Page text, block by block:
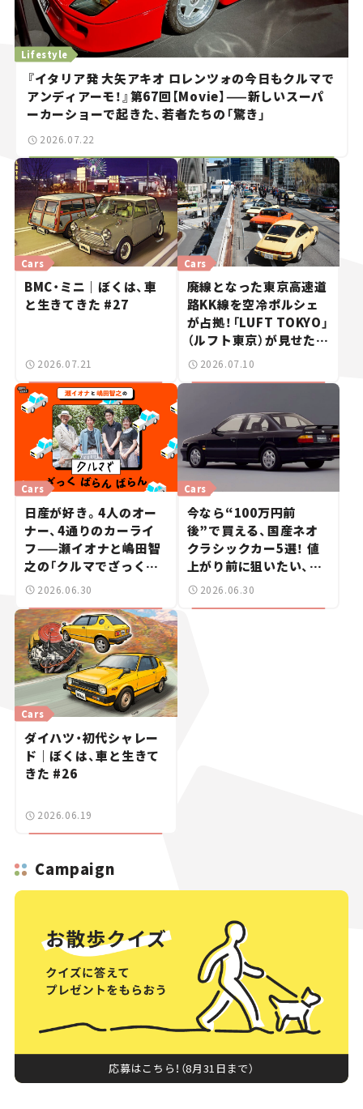
Lifestyle
『イタリア発 大矢アキオ ロレンツォの今日もクルマで
アンディアーモ！』第67回【Movie】——新しいスーパ
ーカーショーで起きた、若者たちの「驚き」
2026.07.22
Cars
BMC・ミニ｜ぼくは、車
と生きてきた #27
2026.07.21
Cars
廃線となった東京高速道
路KK線を空冷ポルシェ
が占拠！「LUFT TOKYO」
（ルフト東京）が見せた奇
跡の一日——ハッサンの
2026.07.10
Cars
日産が好き。4人のオー
ナー、4通りのカーライ
フ——瀬イオナと嶋田智
之の「クルマでざっくば
らんばらん！」＃19
2026.06.30
Cars
今なら“100万円前
後”で買える、国産ネオ
クラシックカー5選！ 値
上がり前に狙いたい、中
古車探しをお手伝い――ちょ
2026.06.30
Cars
ダイハツ・初代シャレー
ド｜ぼくは、車と生きて
きた #26
2026.06.19
Campaign
応募はこちら！（8月31日まで）